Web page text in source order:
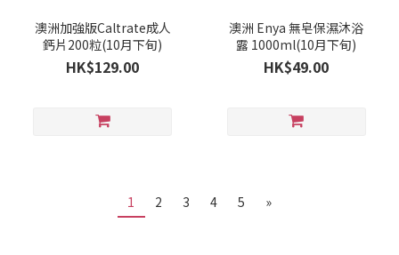
澳洲加強版Caltrate成人
鈣片200粒(10月下旬)
HK$129.00
澳洲 Enya 無皂保濕沐浴
露 1000ml(10月下旬)
HK$49.00
1 2 3 4 5 »